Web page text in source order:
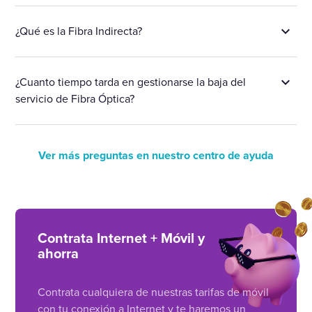
¿Qué es la Fibra Indirecta?
¿Cuanto tiempo tarda en gestionarse la baja del
servicio de Fibra Óptica?
Ver más preguntas en nuestro centro de ayuda
Contrata Internet + Móvil y
ahorra
Contrata cualquiera de nuestras tarifas de móvil